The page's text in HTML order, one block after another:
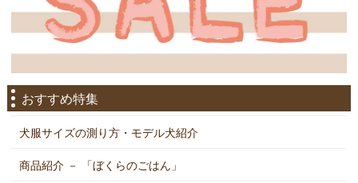
おすすめ特集
犬服サイズの測り方・モデル犬紹介
商品紹介 － 「ぼくらのごはん」